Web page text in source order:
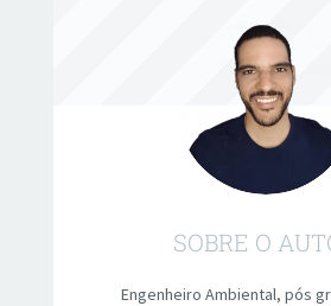
SOBRE O
Engenheiro Ambiental, pós